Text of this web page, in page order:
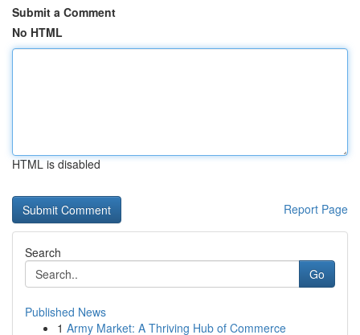
Submit a Comment
No HTML
HTML is disabled
Report Page
Search
Go
Published News
1 Army Market: A Thriving Hub of Commerce